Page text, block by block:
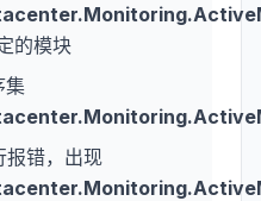
的模块
集
报错，出现